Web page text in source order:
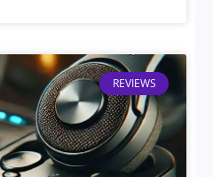
REVIEWS